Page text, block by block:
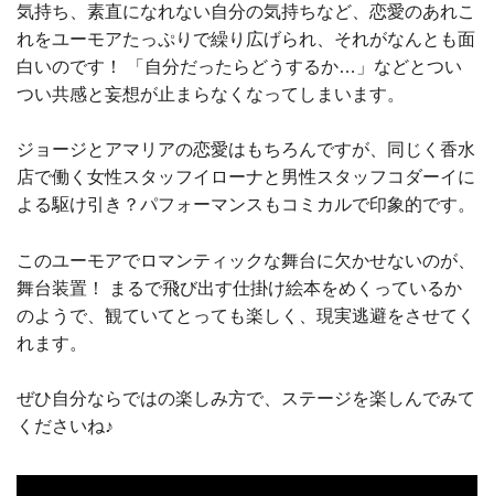
気持ち、素直になれない自分の気持ちなど、恋愛のあれこ
れをユーモアたっぷりで繰り広げられ、それがなんとも面
白いのです！ 「自分だったらどうするか…」などとつい
つい共感と妄想が止まらなくなってしまいます。
ジョージとアマリアの恋愛はもちろんですが、同じく香水
店で働く女性スタッフイローナと男性スタッフコダーイに
よる駆け引き？パフォーマンスもコミカルで印象的です。
このユーモアでロマンティックな舞台に欠かせないのが、
舞台装置！ まるで飛び出す仕掛け絵本をめくっているか
のようで、観ていてとっても楽しく、現実逃避をさせてく
れます。
ぜひ自分ならではの楽しみ方で、ステージを楽しんでみて
くださいね♪